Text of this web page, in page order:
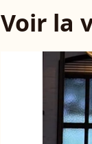
Voir la